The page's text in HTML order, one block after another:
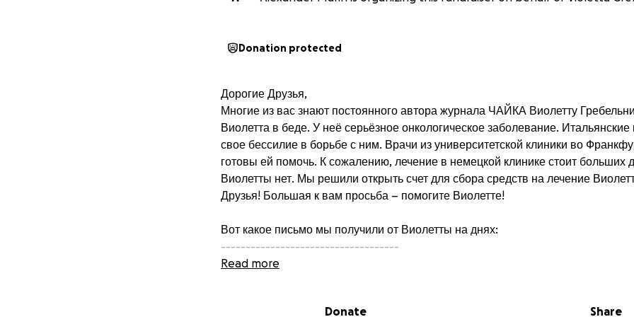
Donation protected
Дорогие Друзья,
Многие из вас знают постоянного автора журнала ЧАЙКА Виолетту
Виолетта в беде. У неё серьёзное онкологическое заболевание. Итальянские
свое бессилие в борьбе с ним. Врачи из университетской клиники во
готовы ей помочь. К сожалению, лечение в немецкой клинике стоит больших
Виолетты нет. Мы решили открыть счет для сбора средств на лечение
Друзья! Большая к вам просьба – помогите Виолетте!
Вот какое письмо мы получили от Виолетты на днях:
------------------------------------
Дорогая Ирина, здесь в Италии мне сказали, что всё уже испытали и
Мы отправили туда мою документацию и они взялись за моё лечение. 7
Read more
Donate Share